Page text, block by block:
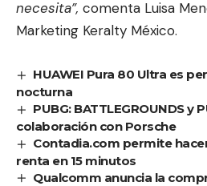
necesita”, comenta Luisa
Marketing Keralty México.
HUAWEI Pura 80 Ultra es
nocturna
PUBG: BATTLEGROUNDS y
colaboración con Porsche
Contadia.com permite
renta en 15 minutos
Qualcomm anuncia la